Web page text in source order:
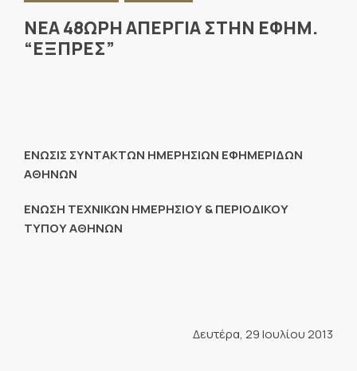
ΝΕΑ 48ΩΡΗ ΑΠΕΡΓΙΑ ΣΤΗΝ ΕΦΗΜ.
“ΕΞΠΡΕΣ”
ΕΝΩΣΙΣ ΣΥΝΤΑΚΤΩΝ ΗΜΕΡΗΣΙΩΝ ΕΦΗΜΕΡΙΔΩΝ
ΑΘΗΝΩΝ
ΕΝΩΣΗ ΤΕΧΝΙΚΩΝ ΗΜΕΡΗΣΙΟΥ & ΠΕΡΙΟΔΙΚΟΥ
ΤΥΠΟΥ ΑΘΗΝΩΝ
Δευτέρα, 29 Ιουλίου 2013